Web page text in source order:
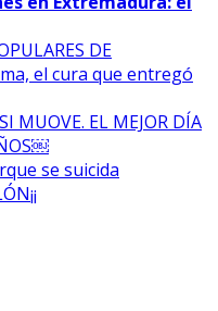
DE
el cura que entregó
MUOVE. EL MEJOR DÍA
se suicida